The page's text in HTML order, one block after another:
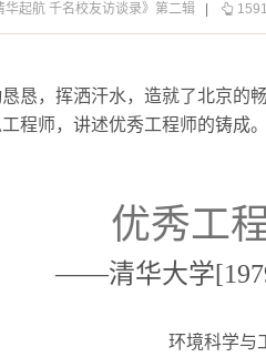
华起航 千名校友访谈录》第二辑 1591
恳，挥洒汗水，造就了北京的
程师，讲述优秀工程师的铸成。
优秀工
——清华大学[
环境科学与